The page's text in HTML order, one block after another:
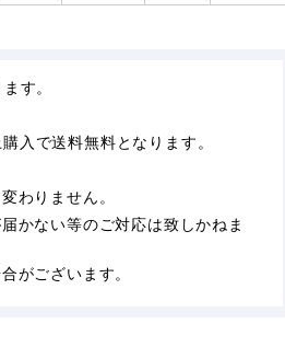
す。
入で送料無料となります。
わりません。
かない等のご対応は致しかねま
がございます。